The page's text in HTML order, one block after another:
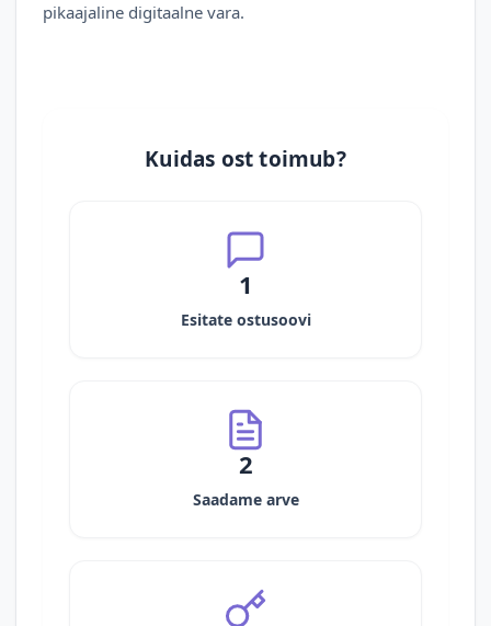
pikaajaline digitaalne vara.
Kuidas ost toimub?
1
Esitate ostusoovi
2
Saadame arve